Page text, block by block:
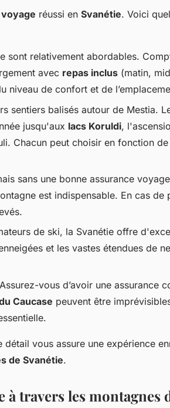
voyage réussi en Svanétie. Voici
sont relativement abordables.
avec repas inclus (matin,
niveau de confort et de
sentiers balisés autour de Mestia.
jusqu'aux lacs Koruldi,
Chacun peut choisir en fonction
sans une bonne assurance
est indispensable. En cas de
de ski, la Svanétie offre
et les vastes étendues de
vous d’avoir une assurance
Caucase peuvent être
détail vous assure une expérience
de Svanétie.
à travers les montagnes